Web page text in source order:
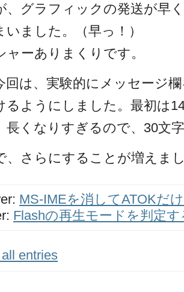
、グラフィックの発送が早
いました。（早っ！）
ャーありまくりです。
回は、実験的にメッセージ
るようにしました。最初は
長くなりすぎるので、30文
、さらにすることが増えま
MS-IMEを消してATOKだ
Flashの再生モードを判定す
entries